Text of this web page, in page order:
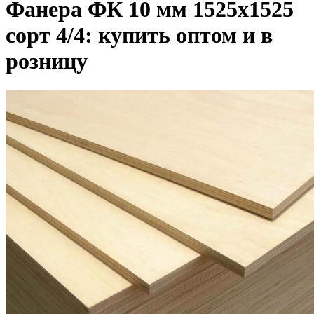
Фанера ФК 10 мм 1525х1525
сорт 4/4: купить оптом и в
розницу